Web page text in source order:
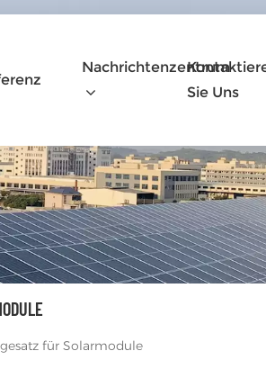
Nachrichtenzentrum
Sie Uns
für Solarmodule